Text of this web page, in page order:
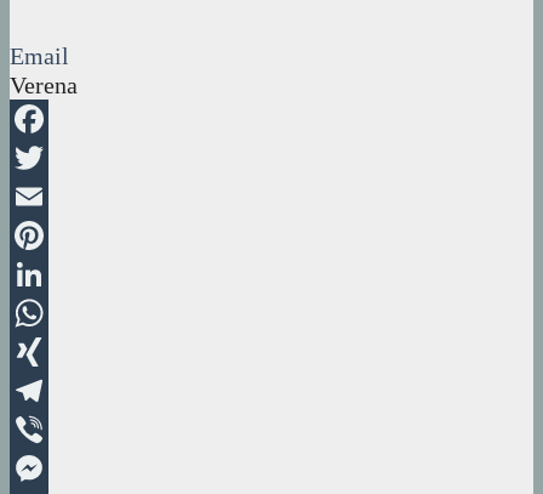
Email
Verena
Facebook
Twitter
Email
Pinterest
LinkedIn
WhatsApp
XING
Telegram
Viber